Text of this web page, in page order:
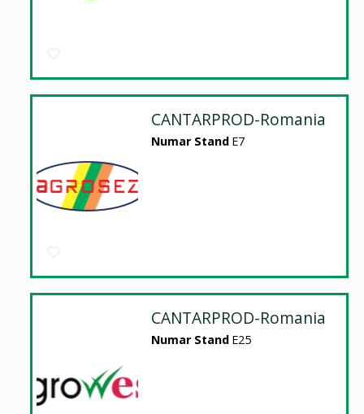
CANTARPROD-Romania
Numar Stand E7
CANTARPROD-Romania
Numar Stand E25